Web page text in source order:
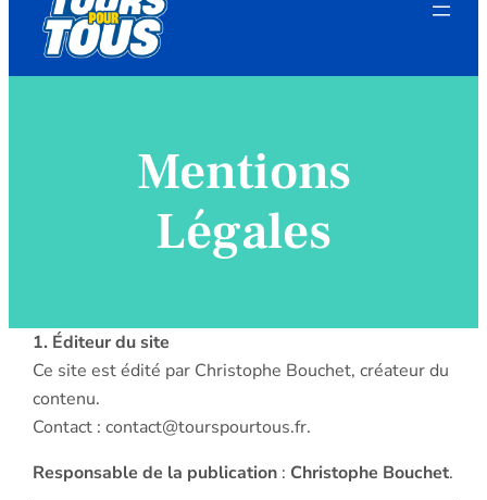
Mentions
Légales
1. Éditeur du site
Ce site est édité par Christophe Bouchet, créateur du
contenu.
Contact : contact@tourspourtous.fr.
Responsable de la publication : Christophe Bouchet.